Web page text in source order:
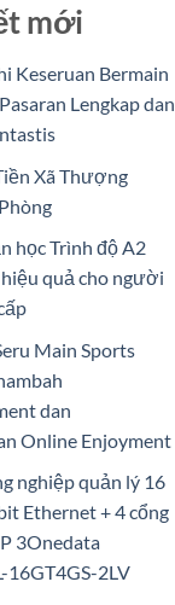
mới
Keseruan Bermain
Lengkap dan
Xã Thượng
học Trình độ A2
quả cho người
Main Sports
dan
Online Enjoyment
nghiệp quản lý 16
Ethernet + 4 cổng
3Onedata
16GT4GS-2LV